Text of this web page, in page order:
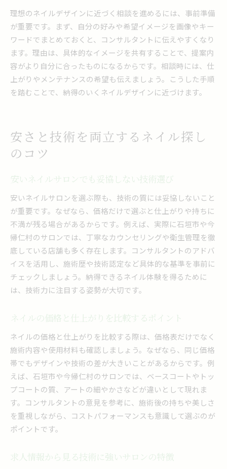
理想のネイルデザインに近づく相談を進めるには、事前準備
が重要です。まず、自分の好みや希望イメージを画像やキー
ワードでまとめておくと、コンサルタントに伝えやすくなり
ます。理由は、具体的なイメージを共有することで、提案内
容がより自分に合ったものになるからです。相談時には、仕
上がりやメンテナンスの希望も伝えましょう。こうした手順
を踏むことで、納得のいくネイルデザインに近づけます。
安さと技術を両立するネイル探し
のコツ
安いネイルサロンでも妥協しない技術選び
安いネイルサロンを選ぶ際も、技術の質には妥協しないこと
が重要です。なぜなら、価格だけで選ぶと仕上がりや持ちに
不満が残る場合があるからです。例えば、実際に石垣市や今
帰仁村のサロンでは、丁寧なカウンセリングや衛生管理を徹
底している店舗も多く存在します。コンサルタントのアドバ
イスを活用し、施術歴や技術認定など具体的な基準を事前に
チェックしましょう。納得できるネイル体験を得るために
は、技術力に注目する姿勢が大切です。
ネイルの価格と仕上がりを比較するポイント
ネイルの価格と仕上がりを比較する際は、価格表だけでなく
施術内容や使用材料も確認しましょう。なぜなら、同じ価格
帯でもデザインや技術の差が大きいことがあるからです。例
えば、石垣市や今帰仁村のサロンでは、ベースコートやトッ
プコートの質、アートの細やかさなどが違いとして現れま
す。コンサルタントの意見を参考に、施術後の持ちや美しさ
を重視しながら、コストパフォーマンスも意識して選ぶのが
ポイントです。
求人情報から見る技術に強いサロンの特徴